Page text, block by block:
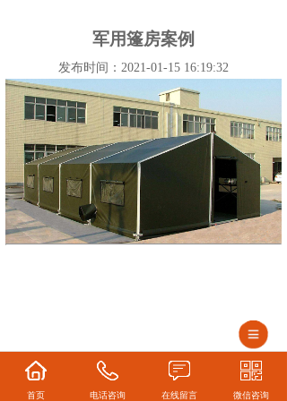
军用篷房案例
发布时间：2021-01-15 16:19:32
首页 电话咨询 在线留言 微信咨询